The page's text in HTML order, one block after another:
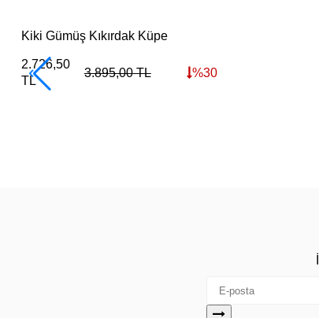
Kiki Gümüş Kıkırdak Küpe
2.726,50
TL
3.895,00TL %30